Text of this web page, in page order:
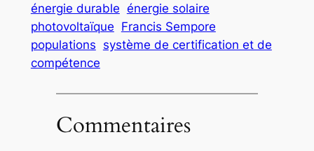
énergie durable énergie solaire
photovoltaïque Francis Sempore
populations système de certification et de
compétence
Commentaires